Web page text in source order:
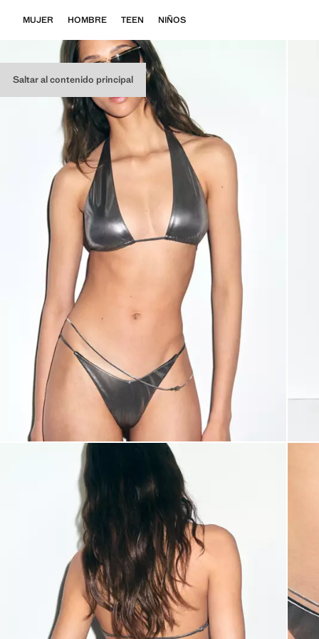
Saltar al contenido principal
MUJER HOMBRE TEEN NIÑOS